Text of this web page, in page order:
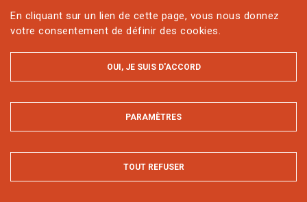
Sur les réseaux
MENTIONS LÉGALES ET DONNÉES PERSONNELLES
PLAN DU SITE
Tous droits réservés AgroParisTech © 2022
En cliquant sur un lien de cette page, vous nous donnez
votre consentement de définir des cookies.
OUI, JE SUIS D'ACCORD
MASQUER
PARAMÈTRES
TOUT REFUSER